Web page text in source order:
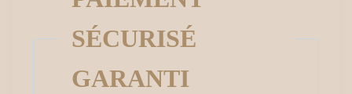
SÉCURISÉ
GARANTI